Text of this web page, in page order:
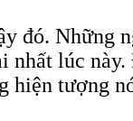
đó. Những
nhất lúc
hiện tượng